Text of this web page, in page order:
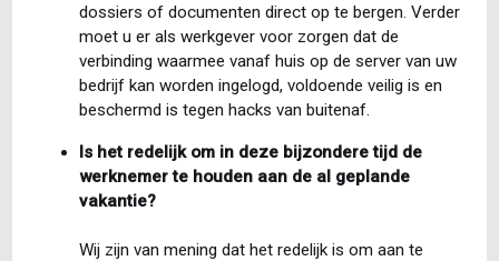
dossiers of documenten direct op te bergen. Verder
moet u er als werkgever voor zorgen dat de
verbinding waarmee vanaf huis op de server van uw
bedrijf kan worden ingelogd, voldoende veilig is en
beschermd is tegen hacks van buitenaf.
Is het redelijk om in deze bijzondere tijd de
werknemer te houden aan de al geplande
vakantie?
Wij zijn van mening dat het redelijk is om aan te